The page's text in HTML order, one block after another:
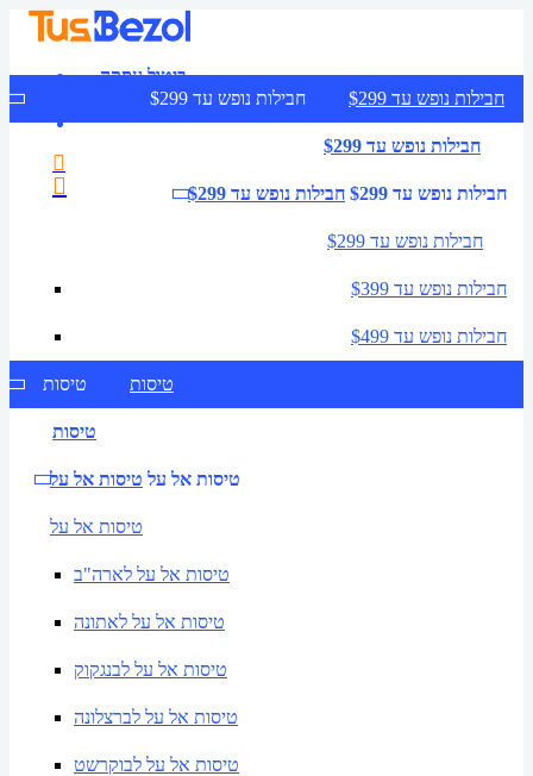
ביטול עסקה
צרו קשר
חבילות נופש עד $299 חבילות נופש עד $299
חבילות נופש עד $299
חבילות נופש עד $299 חבילות נופש עד $299
חבילות נופש עד $299
חבילות נופש עד $399
חבילות נופש עד $499
טיסות טיסות
טיסות
טיסות אל על טיסות אל על
טיסות אל על
טיסות אל על לארה"ב
טיסות אל על לאתונה
טיסות אל על לבנגקוק
טיסות אל על לברצלונה
טיסות אל על לבוקרשט